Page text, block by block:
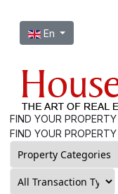
Select your language
En
FIND YOUR PROPERTY
FIND YOUR PROPERTY